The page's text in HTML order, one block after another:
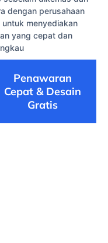
dengan perusahaan
menyediakan
yang cepat dan
Penawaran
Cepat & Desain
Gratis